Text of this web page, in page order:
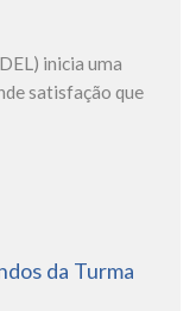
inicia uma
satisfação que
da Turma